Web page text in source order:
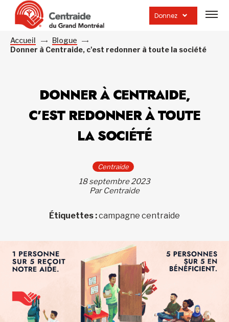
Donnez
la
Accueil
Blogue
Donner à Centraide, c'est redonner à toute la société
DONNER À CENTRAIDE,
C’EST REDONNER À TOUTE
LA SOCIÉTÉ
Centraide
18 septembre 2023
Par Centraide
Étiquettes :campagne centraide